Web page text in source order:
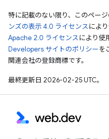
特に記載のない限り、このペー
ンズの表示 4.0 ライセンスによ
Apache 2.0 ライセンスにより使
Developers サイトのポリシーを
関連会社の登録商標です。
最終更新日 2026-02-25 UTC。